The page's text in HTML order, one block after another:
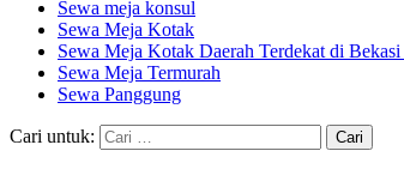
Sewa meja konsul
Sewa Meja Kotak
Sewa Meja Kotak Daerah Terdekat di
Sewa Meja Termurah
Sewa Panggung
Cari untuk: